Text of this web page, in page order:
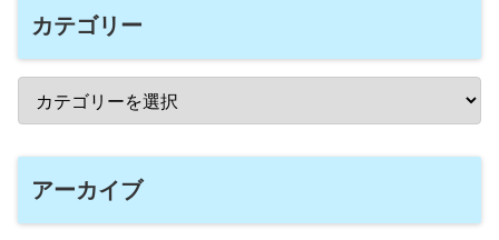
カテゴリー
アーカイブ